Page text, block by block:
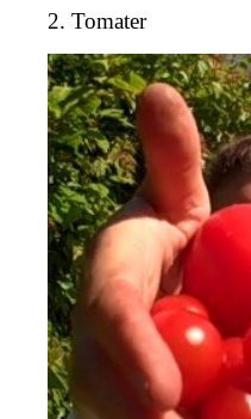
2. Tomater